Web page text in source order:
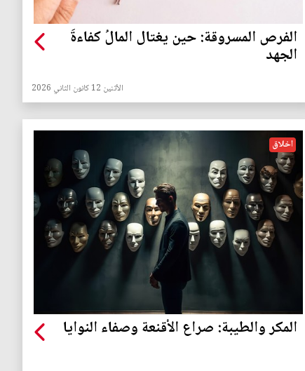
الفرص المسروقة: حين يغتال المالُ كفاءةَ
الجهد
الأثنين 12 كانون الثاني 2026
اخلاق
المكر والطيبة: صراع الأقنعة وصفاء النوايا